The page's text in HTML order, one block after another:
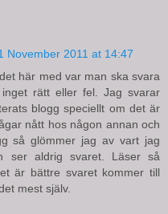
November 2011 at 14:47
här med var man ska svara
rätt eller fel. Jag svarar
blogg speciellt om det är
nått hos någon annan och
så glömmer jag av vart jag
ser aldrig svaret. Läser så
är bättre svaret kommer till
mest själv.